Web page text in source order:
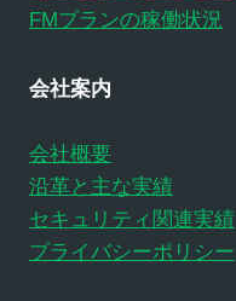
FMプランの稼働状況
会社案内
会社概要
沿革と主な実績
セキュリティ関連実績
プライバシーポリシー